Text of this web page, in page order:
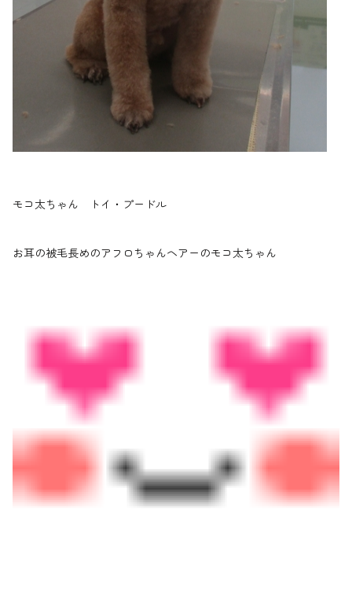
モコ太ちゃん トイ・プードル
お耳の被毛長めのアフロちゃんヘアーのモコ太ちゃん